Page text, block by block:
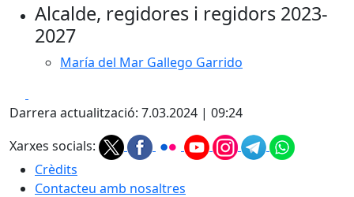
Alcalde, regidores i regidors 2023-
2027
María del Mar Gallego Garrido
Darrera actualització: 7.03.2024 | 09:24
Xarxes socials:
Crèdits
Contacteu amb nosaltres